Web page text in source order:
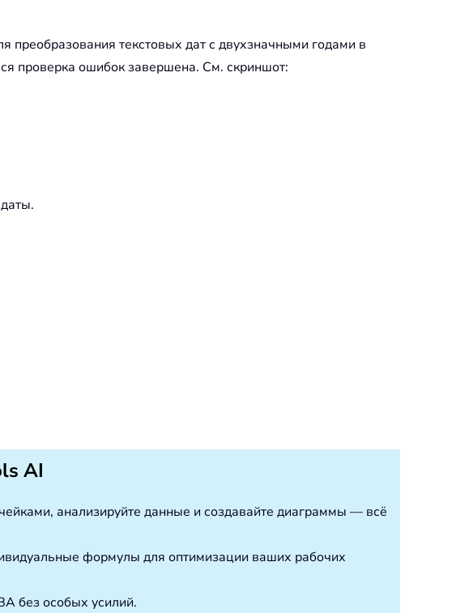
преобразования текстовых дат с двухзначными годами в
проверка ошибок завершена. См. скриншот:
AI
анализируйте данные и создавайте диаграммы — всё
формулы для оптимизации ваших рабочих
без особых усилий.